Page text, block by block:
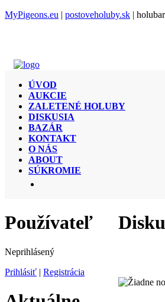
MyPigeons.eu | postoveholuby.sk |
ÚVOD
AUKCIE
ZALETENÉ HOLUBY
DISKUSIA
BAZÁR
KONTAKT
O NÁS
ABOUT
SÚKROMIE
Používateľ
Neprihlásený
Prihlásiť | Registrácia